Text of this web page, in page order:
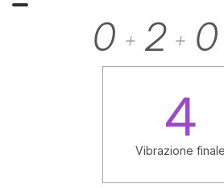
0 + 2 + 0
4
Vibrazione finale